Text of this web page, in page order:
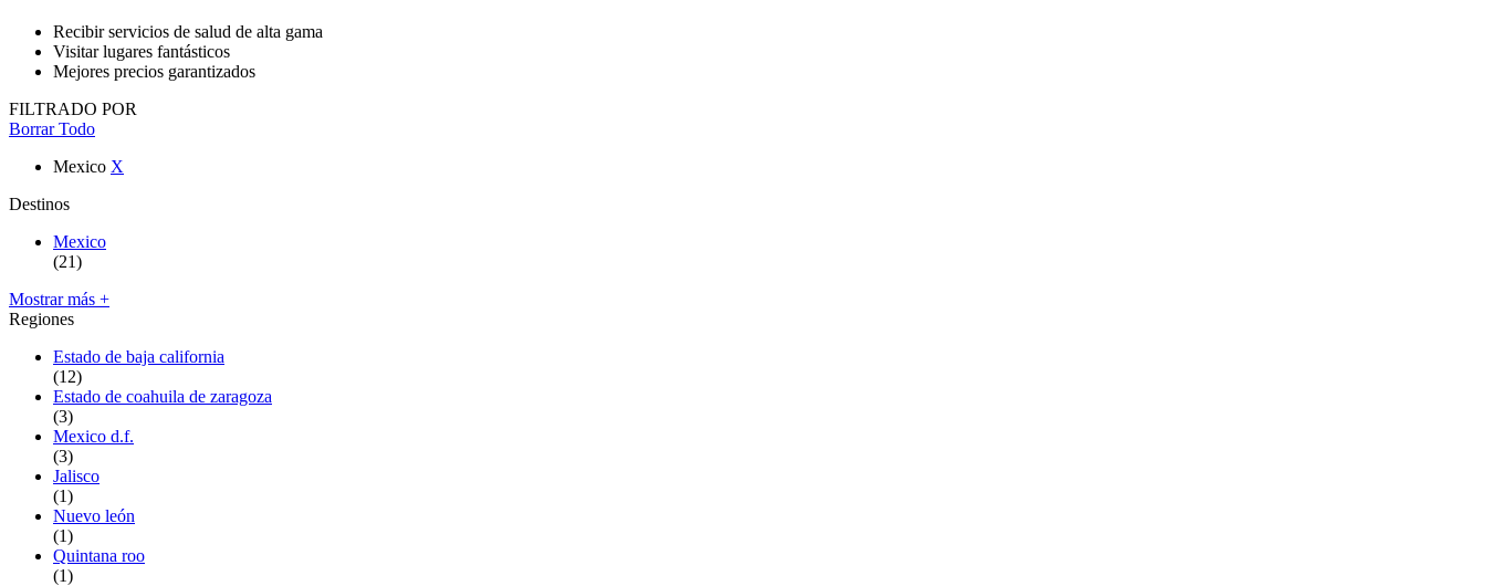
Recibir servicios de salud de alta gama
Visitar lugares fantásticos
Mejores precios garantizados
FILTRADO POR
Borrar Todo
Mexico X
Destinos
Mexico
(21)
Mostrar más +
Regiones
Estado de baja california
(12)
Estado de coahuila de zaragoza
(3)
Mexico d.f.
(3)
Jalisco
(1)
Nuevo león
(1)
Quintana roo
(1)